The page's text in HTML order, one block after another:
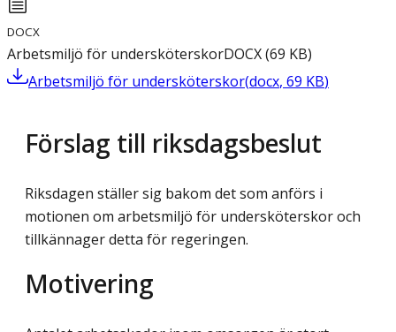
DOCX
Arbetsmiljö för undersköterskorDOCX(69 KB)
Arbetsmiljö för undersköterskor(docx, 69 KB)
Förslag till riksdagsbeslut
Riksdagen ställer sig bakom det som anförs i
motionen om arbetsmiljö för undersköterskor och
tillkännager detta för regeringen.
Motivering